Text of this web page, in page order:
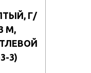
Г/
М,
3)